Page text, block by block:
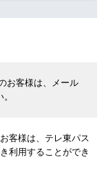
お客様は、メール
客様は、テレ東パス
利用することができ